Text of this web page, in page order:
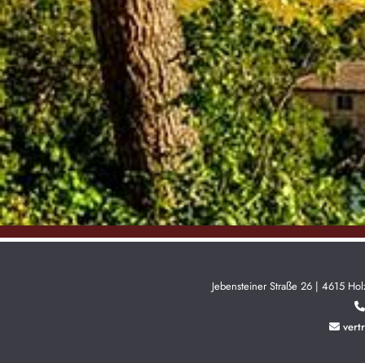
Jebensteiner Straße 26 | 4615

